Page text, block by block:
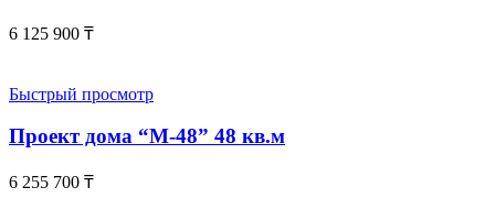
6 125 900 ₸
Быстрый просмотр
Проект дома “М-48” 48 кв.м
6 255 700 ₸